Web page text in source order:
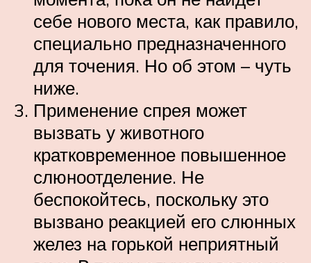
себе нового места, как правило,
специально предназначенного
для точения. Но об этом – чуть
ниже.
Применение спрея может
вызвать у животного
кратковременное повышенное
слюноотделение. Не
беспокойтесь, поскольку это
вызвано реакцией его слюнных
желез на горькой неприятный